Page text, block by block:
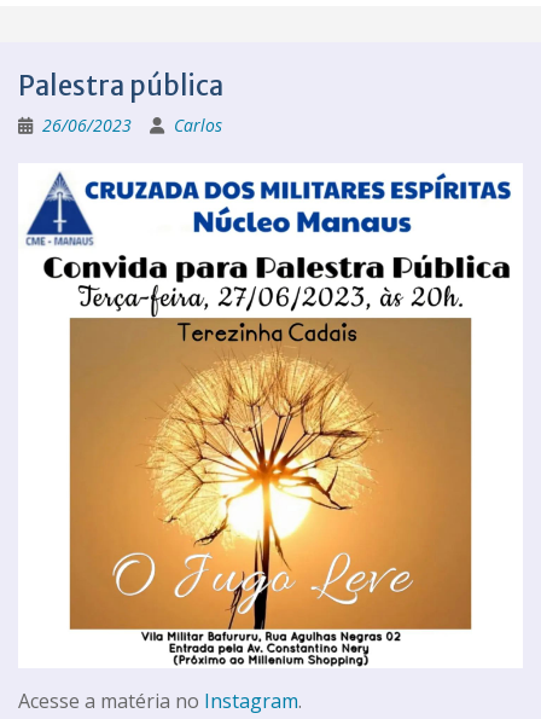
Palestra pública
26/06/2023 Carlos
Acesse a matéria no Instagram.